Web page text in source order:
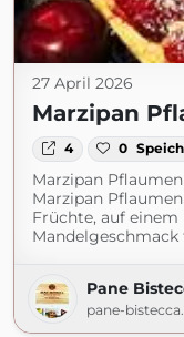
27 April 2026
Marzipan
4 0
Marzipan
Marzipan
Früchte, auf
Mandelgeschmack
Pane
pane-